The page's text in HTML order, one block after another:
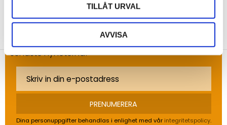
TILLÅT URVAL
AVVISA
NYHETSBREV
Anmäl dig till vårt nyhetsbrev och ta del av de
senaste nyheterna!
PRENUMERERA
Dina personuppgifter behandlas i enlighet med vår integritetspolicy.